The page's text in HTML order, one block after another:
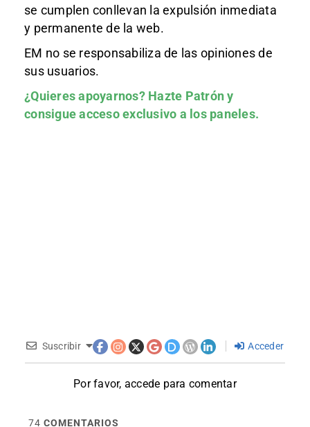
se cumplen conllevan la expulsión inmediata
y permanente de la web.
EM no se responsabiliza de las opiniones de
sus usuarios.
¿Quieres apoyarnos? Hazte Patróny
consigue acceso exclusivo a los paneles.
Suscribir Acceder
Por favor, accede para comentar
74 COMENTARIOS